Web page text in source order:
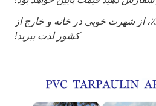
8) تضمین کیفیت 100٪، از شهرت خوبی در خانه و خارج از
کشور لذت ببرید!